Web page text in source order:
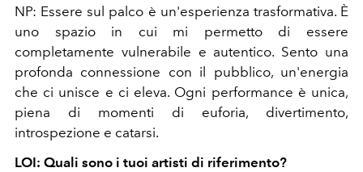
NP: Essere sul palco è un'esperienza trasformativa. È
uno spazio in cui mi permetto di essere
completamente vulnerabile e autentico. Sento una
profonda connessione con il pubblico, un'energia
che ci unisce e ci eleva. Ogni performance è unica,
piena di momenti di euforia, divertimento,
introspezione e catarsi.
LOI: Quali sono i tuoi artisti di riferimento?